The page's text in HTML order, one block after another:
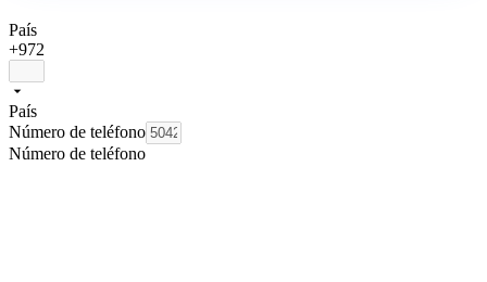
País
+972
País
Número de teléfono
Número de teléfono